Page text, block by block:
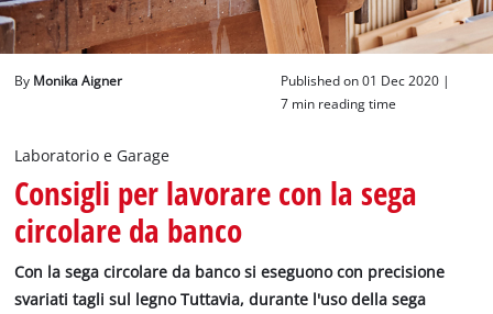
Italiano
ITItaliano
By Monika Aigner
Published on 01 Dec 2020 |
7 min reading time
Laboratorio e Garage
Consigli per lavorare con la sega
circolare da banco
Con la sega circolare da banco si eseguono con precisione
svariati tagli sul legno Tuttavia, durante l'uso della sega